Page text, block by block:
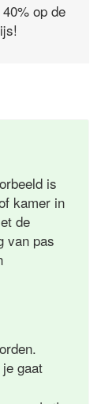
op de
is
kamer in
de
van pas
gaat